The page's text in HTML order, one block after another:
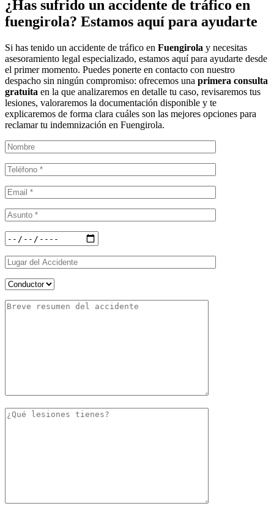
¿Has sufrido un accidente de tráfico en
fuengirola? Estamos aquí para ayudarte
Si has tenido un accidente de tráfico en Fuengirola y necesitas
asesoramiento legal especializado, estamos aquí para ayudarte desde
el primer momento. Puedes ponerte en contacto con nuestro
despacho sin ningún compromiso: ofrecemos una primera consulta
gratuita en la que analizaremos en detalle tu caso, revisaremos tus
lesiones, valoraremos la documentación disponible y te
explicaremos de forma clara cuáles son las mejores opciones para
reclamar tu indemnización en Fuengirola.